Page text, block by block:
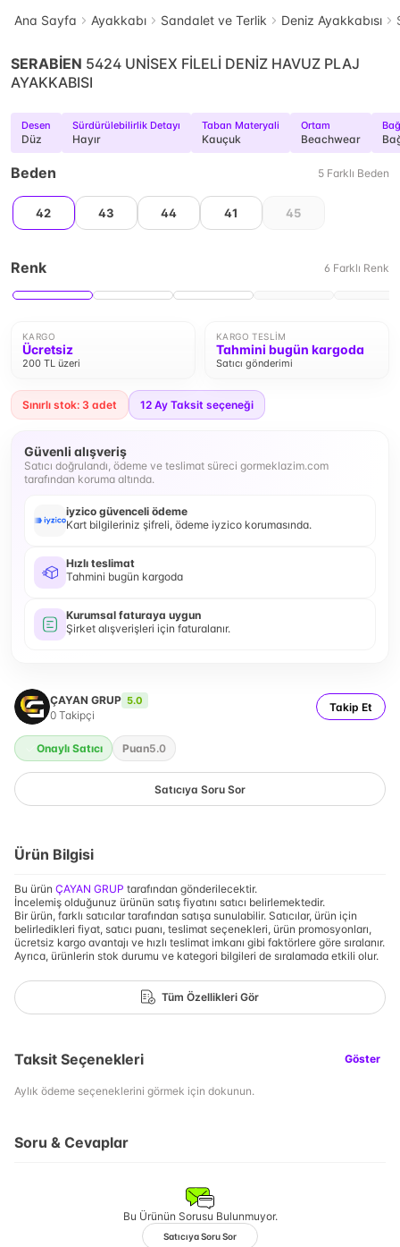
Ana Sayfa Ayakkabı Sandalet ve Terlik Deniz Ayakkabısı
SERABİEN 5424 UNİSEX FİLELİ DENİZ HAVUZ PLAJ
AYAKKABISI
Desen
Düz
Sürdürülebilirlik Detayı
Hayır
Taban Materyali
Kauçuk
Ortam
Beachwear
Beden 5 Farklı Beden
42 43 44 41 45
Renk 6 Farklı Renk
KARGO
Ücretsiz
200 TL üzeri
KARGO TESLIM
Tahmini bugün kargoda
Satıcı gönderimi
Sınırlı stok: 3 adet 12 Ay Taksit seçeneği
Güvenli alışveriş
Satıcı doğrulandı, ödeme ve teslimat süreci gormeklazim.com
tarafından koruma altında.
iyzico güvenceli ödeme
Kart bilgileriniz şifreli, ödeme iyzico korumasında.
Hızlı teslimat
Tahmini bugün kargoda
Kurumsal faturaya uygun
Şirket alışverişleri için faturalanır.
ÇAYAN GRUP 5.0
0 Takipçi
Takip Et
Onaylı Satıcı Puan5.0
Satıcıya Soru Sor
Ürün Bilgisi
Bu ürün ÇAYAN GRUP tarafından gönderilecektir.
İncelemiş olduğunuz ürünün satış fiyatını satıcı belirlemektedir.
Bir ürün, farklı satıcılar tarafından satışa sunulabilir. Satıcılar, ürün için
belirledikleri fiyat, satıcı puanı, teslimat seçenekleri, ürün promosyonları,
ücretsiz kargo avantajı ve hızlı teslimat imkanı gibi faktörlere göre sıralanır.
Ayrıca, ürünlerin stok durumu ve kategori bilgileri de sıralamada etkili olur.
Tüm Özellikleri Gör
Taksit Seçenekleri Göster
Aylık ödeme seçeneklerini görmek için dokunun.
Soru & Cevaplar
Bu Ürünün Sorusu Bulunmuyor.
Satıcıya Soru Sor